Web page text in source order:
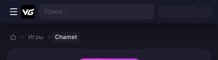
Перейти к основному контенту
Поиск...
Игры Chamet